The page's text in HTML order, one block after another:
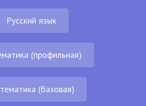
Русский язык
(профильная)
(базовая)